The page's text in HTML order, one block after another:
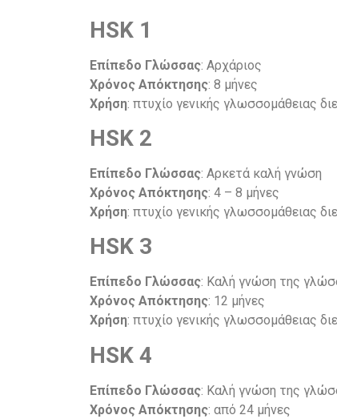
HSK 1
Επίπεδο Γλώσσας: Αρχάριος
Χρόνος Απόκτησης: 8 μήνες
Χρήση: πτυχίο γενικής γλωσσομάθειας
HSK 2
Επίπεδο Γλώσσας: Αρκετά καλή γνώση
Χρόνος Απόκτησης: 4 – 8 μήνες
Χρήση: πτυχίο γενικής γλωσσομάθειας
HSK 3
Επίπεδο Γλώσσας: Καλή γνώση της
Χρόνος Απόκτησης: 12 μήνες
Χρήση: πτυχίο γενικής γλωσσομάθειας
HSK 4
Επίπεδο Γλώσσας: Καλή γνώση της
Χρόνος Απόκτησης: από 24 μήνες